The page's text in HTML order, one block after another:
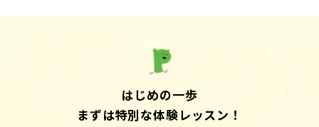
はじめの一歩
まずは特別な体験レッスン！